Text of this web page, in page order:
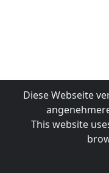
Diese Webseite
This website